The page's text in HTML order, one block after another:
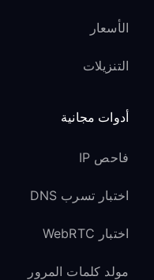
الأسعار
التنزيلات
أدوات مجانية
فاحص IP
اختبار تسرب DNS
اختبار WebRTC
مولد كلمات المرور